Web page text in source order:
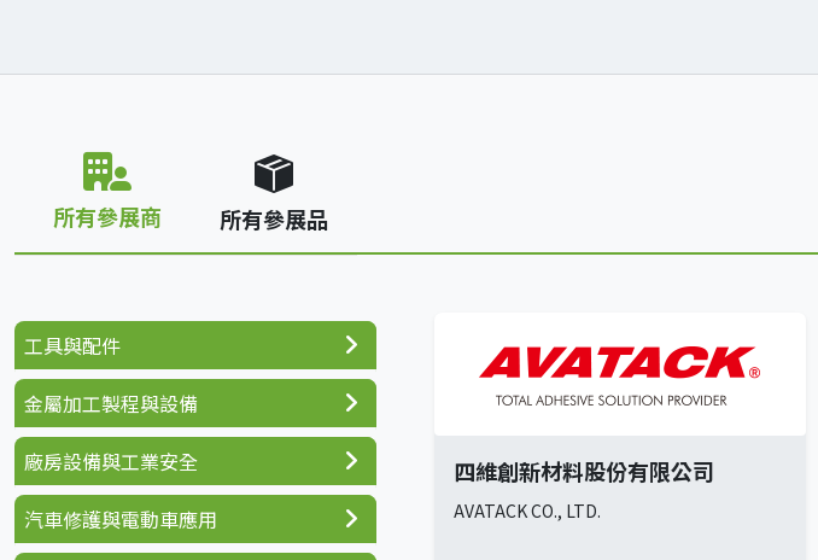
所有參展商 所有參展品
四維創新材料股份有限公司
AVATACK CO., LTD.
工具與配件
金屬加工製程與設備
廠房設備與工業安全
汽車修護與電動車應用